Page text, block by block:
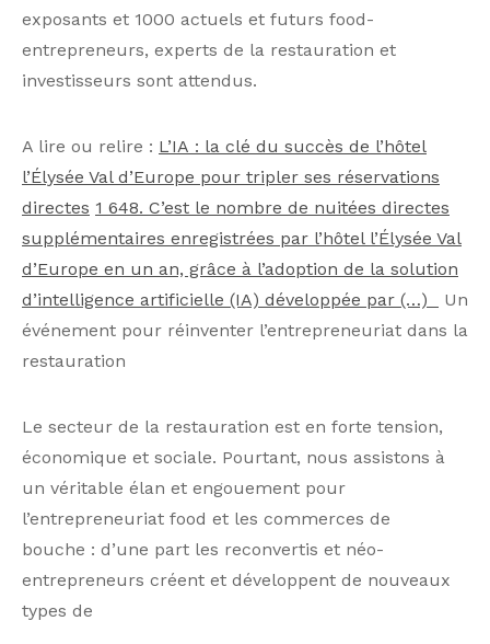
exposants et 1000 actuels et futurs food-
entrepreneurs, experts de la restauration et
investisseurs sont attendus.
A lire ou relire : L’IA : la clé du succès de l’hôtel
l’Élysée Val d’Europe pour tripler ses réservations
directes 1 648. C’est le nombre de nuitées directes
supplémentaires enregistrées par l’hôtel l’Élysée Val
d’Europe en un an, grâce à l’adoption de la solution
d’intelligence artificielle (IA) développée par (…)
Un
événement pour réinventer l’entrepreneuriat dans la
restauration
Le secteur de la restauration est en forte tension,
économique et sociale. Pourtant, nous assistons à
un véritable élan et engouement pour
l’entrepreneuriat food et les commerces de
bouche : d’une part les reconvertis et néo-
entrepreneurs créent et développent de nouveaux
types de